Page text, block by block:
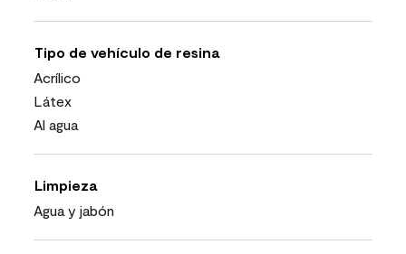
Tipo de vehículo de resina
Acrílico
Látex
Al agua
Limpieza
Agua y jabón